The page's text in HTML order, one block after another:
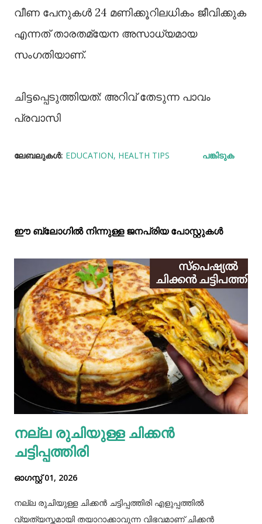
വീണ പേനുകൾ 24 മണിക്കൂറിലധികം ജീവിക്കുക
എന്നത് താരതമ്യേന അസാധ്യമായ
സംഗതിയാണ്.
ചിട്ടപ്പെടുത്തിയത്: അറിവ് തേടുന്ന പാവം
പ്രവാസി
ലേബലുകള്‍: EDUCATION HEALTH TIPS പങ്കിടുക
ഈ ബ്ലോഗിൽ നിന്നുള്ള ജനപ്രിയ പോസ്റ്റുകള്‍‌
നല്ല രുചിയുള്ള ചിക്കൻ
ചട്ടിപ്പത്തിരി
ഓഗസ്റ്റ് 01, 2026
നല്ല രുചിയുള്ള ചിക്കൻ ചട്ടിപ്പത്തിരി എളുപ്പത്തിൽ
വ്യത്യസ്തമായി തയാറാക്കാവുന്ന വിഭവമാണ് ചിക്കൻ